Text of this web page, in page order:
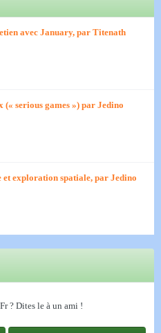
avec January, par Titenath
(« serious games ») par Jedino
et exploration spatiale, par Jedino
? Dites le à un ami !